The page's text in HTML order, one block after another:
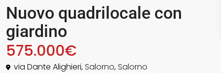
Nuovo quadrilocale con
giardino
575.000€
via Dante Alighieri, Salorno, Salorno